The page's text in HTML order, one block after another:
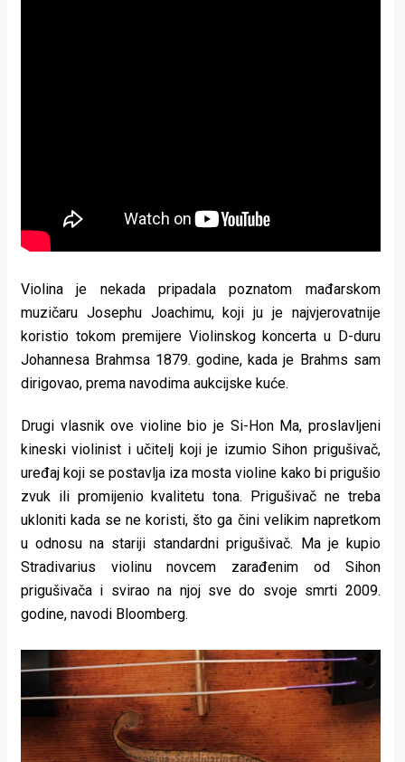
Violina je nekada pripadala poznatom mađarskom
muzičaru Josephu Joachimu, koji ju je najvjerovatnije
koristio tokom premijere Violinskog koncerta u D-duru
Johannesa Brahmsa 1879. godine, kada je Brahms sam
dirigovao, prema navodima aukcijske kuće.
Drugi vlasnik ove violine bio je Si-Hon Ma, proslavljeni
kineski violinist i učitelj koji je izumio Sihon prigušivač,
uređaj koji se postavlja iza mosta violine kako bi prigušio
zvuk ili promijenio kvalitetu tona. Prigušivač ne treba
ukloniti kada se ne koristi, što ga čini velikim napretkom
u odnosu na stariji standardni prigušivač. Ma je kupio
Stradivarius violinu novcem zarađenim od Sihon
prigušivača i svirao na njoj sve do svoje smrti 2009.
godine, navodi Bloomberg.